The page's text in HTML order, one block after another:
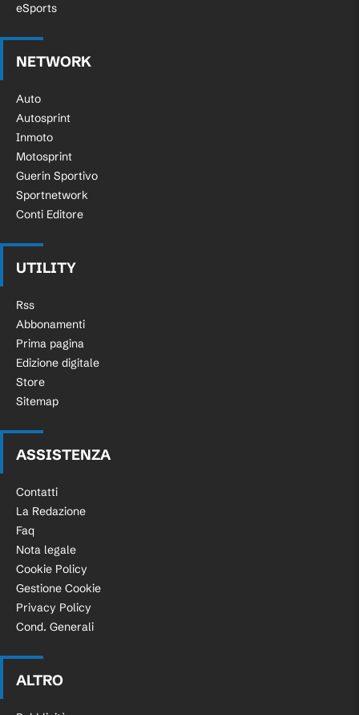
eSports
NETWORK
Auto
Autosprint
Inmoto
Motosprint
Guerin Sportivo
Sportnetwork
Conti Editore
UTILITY
Rss
Abbonamenti
Prima pagina
Edizione digitale
Store
Sitemap
ASSISTENZA
Contatti
La Redazione
Faq
Nota legale
Cookie Policy
Gestione Cookie
Privacy Policy
Cond. Generali
ALTRO